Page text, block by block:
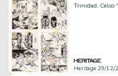
Trinidad, Celso
Heritage 29/12/